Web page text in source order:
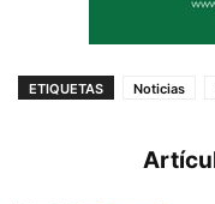
ETIQUETAS Noticias